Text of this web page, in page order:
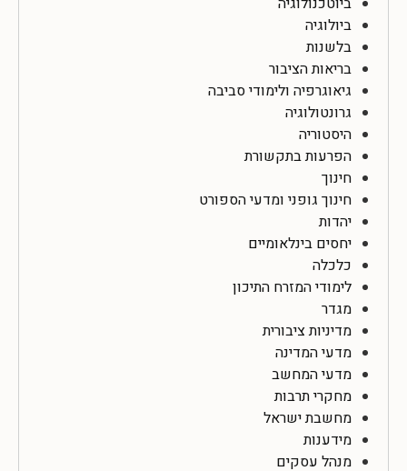
ביולוגיה
בלשנות
בריאות הציבור
גיאוגרפיה ולימודי סביבה
גרונטולוגיה
היסטוריה
הפרעות בתקשורת
חינוך
חינוך גופני ומדעי הספורט
יהדות
יחסים בינלאומיים
כלכלה
לימודי המזרח התיכון
מגדר
מדיניות ציבורית
מדעי המדינה
מדעי המחשב
מחקרי תרבות
מחשבת ישראל
מידענות
מנהל עסקים